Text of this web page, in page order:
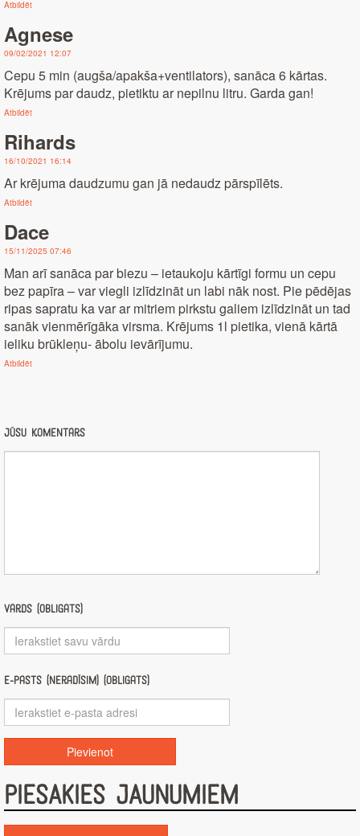
Atbildēt
Agnese
09/02/2021 12:07
Cepu 5 min (augša/apakša+ventilators), sanāca 6 kārtas.
Krējums par daudz, pietiktu ar nepilnu litru. Garda gan!
Atbildēt
Rihards
16/10/2021 16:14
Ar krējuma daudzumu gan jā nedaudz pārspīlēts.
Atbildēt
Dace
15/11/2025 07:46
Man arī sanāca par biezu – ietaukoju kārtīgi formu un cepu
bez papīra – var viegli izlīdzināt un labi nāk nost. Pie pēdējas
ripas sapratu ka var ar mitriem pirkstu galiem izlīdzināt un tad
sanāk vienmērīgāka virsma. Krējums 1l pietika, vienā kārtā
ieliku brūkleņu- ābolu ievārījumu.
Atbildēt
Jūsu komentārs
Vārds (obligāts)
E-pasts (nerādīsim) (obligāts)
PIESAKIES JAUNUMIEM